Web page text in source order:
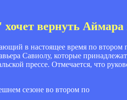
вернуть
в настоящее время по втором
Савиолу, которые
прессе. Отмечается, что
сезоне во втором по